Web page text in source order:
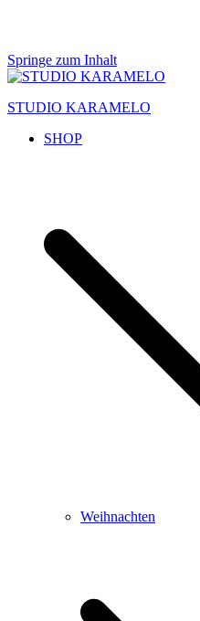
Springe zum Inhalt
STUDIO KARAMELO
SHOP
Weihnachten